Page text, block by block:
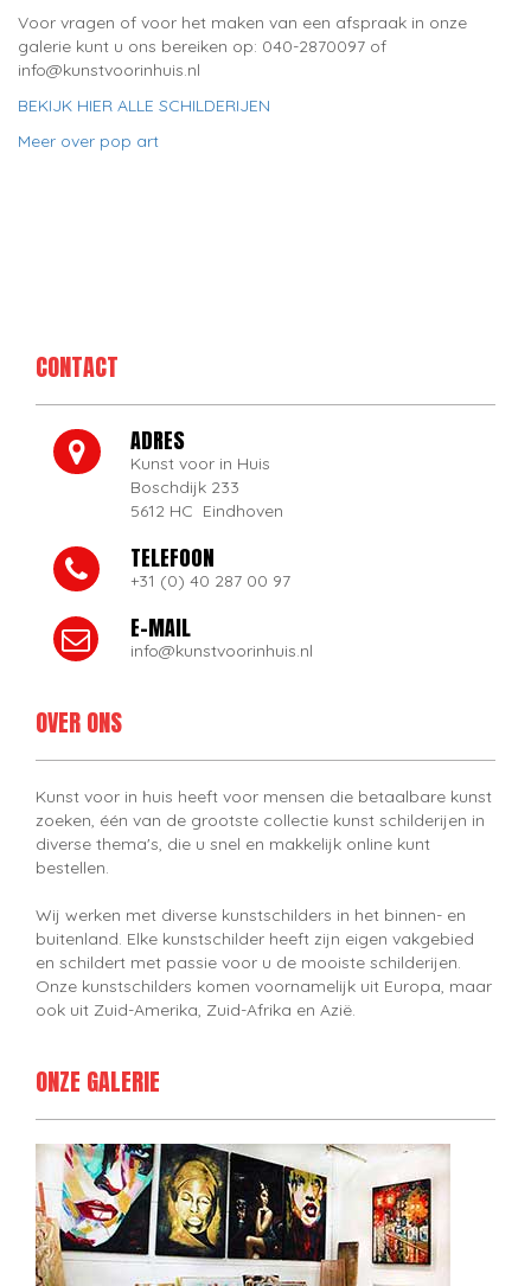
Voor vragen of voor het maken van een afspraak in onze
galerie kunt u ons bereiken op: 040-2870097 of
info@kunstvoorinhuis.nl
BEKIJK HIER ALLE SCHILDERIJEN
Meer over pop art
CONTACT
ADRES
Kunst voor in Huis
Boschdijk 233
5612 HC Eindhoven
TELEFOON
+31 (0) 40 287 00 97
E-MAIL
info@kunstvoorinhuis.nl
OVER ONS
Kunst voor in huis heeft voor mensen die betaalbare kunst
zoeken, één van de grootste collectie kunst schilderijen in
diverse thema's, die u snel en makkelijk online kunt
bestellen.
Wij werken met diverse kunstschilders in het binnen- en
buitenland. Elke kunstschilder heeft zijn eigen vakgebied
en schildert met passie voor u de mooiste schilderijen.
Onze kunstschilders komen voornamelijk uit Europa, maar
ook uit Zuid-Amerika, Zuid-Afrika en Azië.
ONZE GALERIE